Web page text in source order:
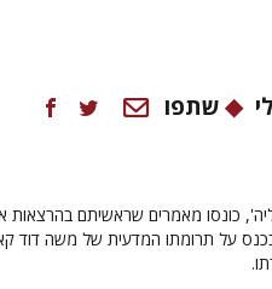
שתפו
כונסו מאמרים שראשיתם בהרצאות
בימים י"א-י"ב בסיוון תשס"ב (22-23 במאי 2002) בכנס על תרומתו המדעית של משה